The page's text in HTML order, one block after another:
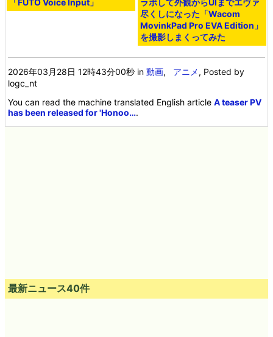
「FUTO Voice Input」
ラボして外観からUIまでエヴァ
尽くしになった「Wacom
MovinkPad Pro EVA Edition」
を撮影しまくってみた
2026年03月28日 12時43分00秒 in動画, アニメ, Posted by
logc_nt
You can read the machine translated English articleA teaser PV
has been released for 'Honoo….
最新ニュース40件